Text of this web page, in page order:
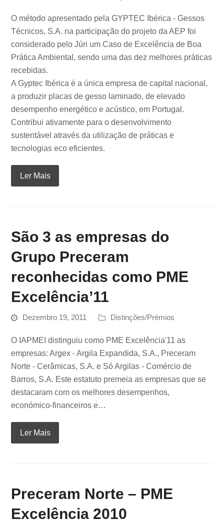
O método apresentado pela GYPTEC Ibérica ‐ Gessos
Técnicos, S.A. na participação do projeto da AEP foi
considerado pelo Júri um Caso de Excelência de Boa
Prática Ambiental, sendo uma das dez melhores práticas
recebidas.
A Gyptec Ibérica é a única empresa de capital nacional,
a produzir placas de gesso laminado, de elevado
desempenho energético e acústico, em Portugal.
Contribui ativamente para o desenvolvimento
sustentável através da utilização de práticas e
tecnologias eco eficientes.
Ler Mais
São 3 as empresas do
Grupo Preceram
reconhecidas como PME
Excelência’11
Dezembro 19, 2011 Distinções/Prémios
O IAPMEI distinguiu como PME Excelência'11 as
empresas: Argex - Argila Expandida, S.A., Preceram
Norte - Cerâmicas, S.A. e Só Argilas - Comércio de
Barros, S.A. Este estatuto premeia as empresas que se
destacaram com os melhores desempenhos,
económico-financeiros e…
Ler Mais
Preceram Norte – PME
Excelência 2010